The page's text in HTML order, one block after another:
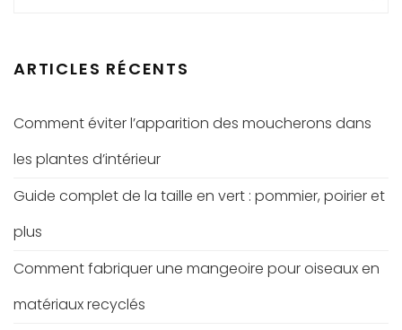
ARTICLES RÉCENTS
Comment éviter l’apparition des moucherons dans
les plantes d’intérieur
Guide complet de la taille en vert : pommier, poirier et
plus
Comment fabriquer une mangeoire pour oiseaux en
matériaux recyclés